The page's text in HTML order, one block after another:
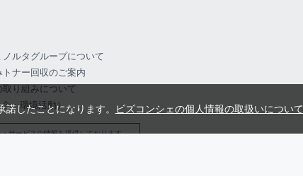
ノルタグループについて
ナー回収のご案内
取り組みについて
会・環境活動）
サービスの情報を提供しております
したことになります。 ビズコンシェの個人情報の取扱いについて